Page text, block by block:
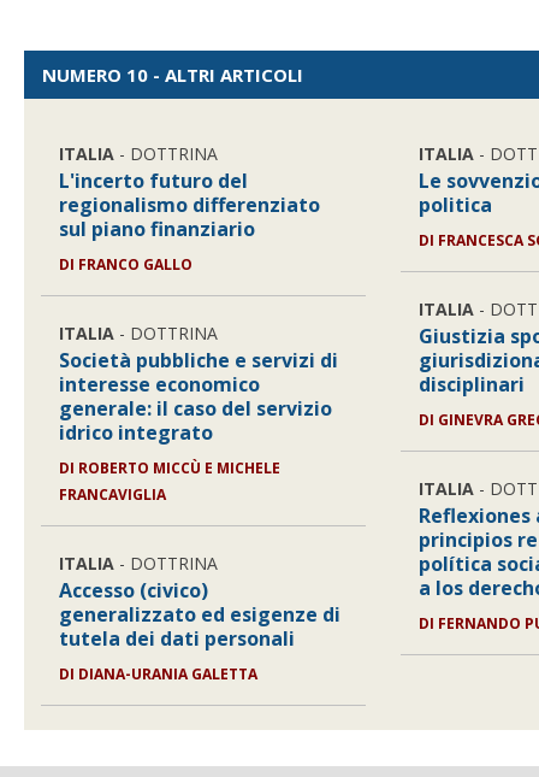
NUMERO 10 - ALTRI ARTICOLI
ITALIA - DOTTRINA
L'incerto futuro del
regionalismo differenziato
sul piano finanziario
DI FRANCO GALLO
ITALIA - DOTTRINA
Società pubbliche e servizi di
interesse economico
generale: il caso del servizio
idrico integrato
DI ROBERTO MICCÙ E MICHELE
FRANCAVIGLIA
ITALIA - DOTTRINA
Accesso (civico)
generalizzato ed esigenze di
tutela dei dati personali
DI DIANA-URANIA GALETTA
ITALIA -
Le
politica
DI FRANCESCA
ITALIA -
Giustizia
disciplinari
DI GINEVRA
ITALIA -
Reflexiones
principios
política
a los
DI FERNANDO